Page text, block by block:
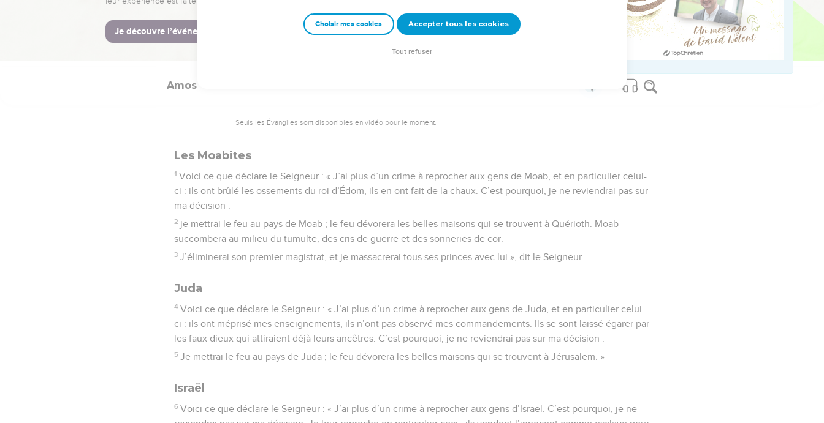
15 Leur roi partira en déportation, et ses princes avec lui », dit le Seigneur.
© Société biblique française – Bibli’O, 1997, avec autorisation. Pour vous procurer une Bible imprimée, rendez-vous sur www.editionsbiblio.fr
Amos
Seuls les Évangiles sont disponibles en vidéo pour le moment.
Les Moabites
1 Voici ce que déclare le Seigneur : « J’ai plus d’un crime à reprocher aux gens de Moab, et en particulier celui-
ci : ils ont brûlé les ossements du roi d’Édom, ils en ont fait de la chaux. C’est pourquoi, je ne reviendrai pas sur
ma décision :
2 je mettrai le feu au pays de Moab ; le feu dévorera les belles maisons qui se trouvent à Quérioth. Moab
succombera au milieu du tumulte, des cris de guerre et des sonneries de cor.
3 J’éliminerai son premier magistrat, et je massacrerai tous ses princes avec lui », dit le Seigneur.
Juda
4 Voici ce que déclare le Seigneur : « J’ai plus d’un crime à reprocher aux gens de Juda, et en particulier celui-
ci : ils ont méprisé mes enseignements, ils n’ont pas observé mes commandements. Ils se sont laissé égarer par
les faux dieux qui attiraient déjà leurs ancêtres. C’est pourquoi, je ne reviendrai pas sur ma décision :
5 Je mettrai le feu au pays de Juda ; le feu dévorera les belles maisons qui se trouvent à Jérusalem. »
Israël
6 Voici ce que déclare le Seigneur : « J’ai plus d’un crime à reprocher aux gens d’Israël. C’est pourquoi, je ne
Choisir mes cookies Accepter tous les cookies
Tout refuser